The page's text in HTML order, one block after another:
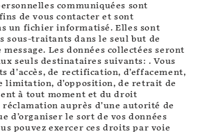
communiquées sont
de vous contacter et sont
un fichier informatisé. Elles sont
sous-traitants dans le seul but de
Les données collectées seront
seuls destinataires suivants: . Vous
d’accès, de rectification, d’effacement,
limitation, d’opposition, de retrait de
à tout moment et du droit
auprès d’une autorité de
d’organiser le sort de vos données
pouvez exercer ces droits par voie